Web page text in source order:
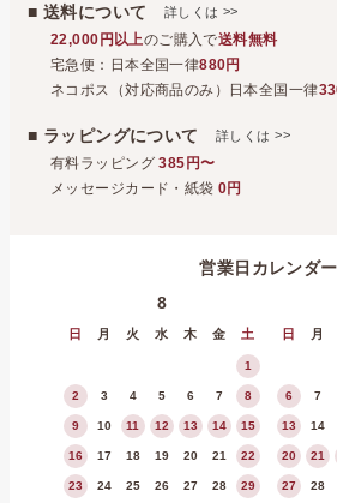
■ 送料について 詳しくは >>
22,000円以上のご購入で送料無料
宅急便：日本全国一律880円
ネコポス（対応商品のみ）日本全国一律
■ ラッピングについて詳しくは>>
有料ラッピング385円〜
メッセージカード・紙袋0円
営業日カレンダー
8
日 月 火 水 木 金 土
1
2 3 4 5 6 7 8
9 10 11 12 13 14 15
16 17 18 19 20 21 22
23 24 25 26 27 28 29
日 月
6 7
13 14
20 21
27 28